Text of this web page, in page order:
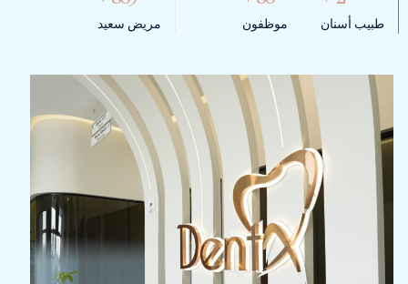
طبيب أسنان موظفون مريض سعيد